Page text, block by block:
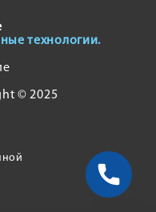
технологии.
© 2025